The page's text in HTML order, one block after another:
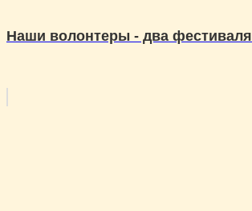
Наши волонтеры - два фестиваля